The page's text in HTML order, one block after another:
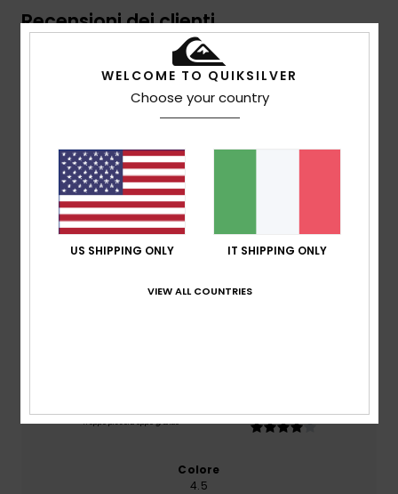
Recensioni dei clienti
Punteggio medio
5.0
basato su2 recensioni verificate
Il 100% dei nostri clienti consiglia questo prodotto
Comfort
Troppo piccoloTroppo grande
4.0
Colore
4.5
WELCOME TO QUIKSILVER
Choose your country
US SHIPPING ONLY IT SHIPPING ONLY
VIEW ALL COUNTRIES